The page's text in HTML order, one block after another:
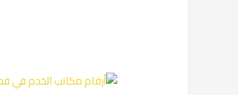
أرقام